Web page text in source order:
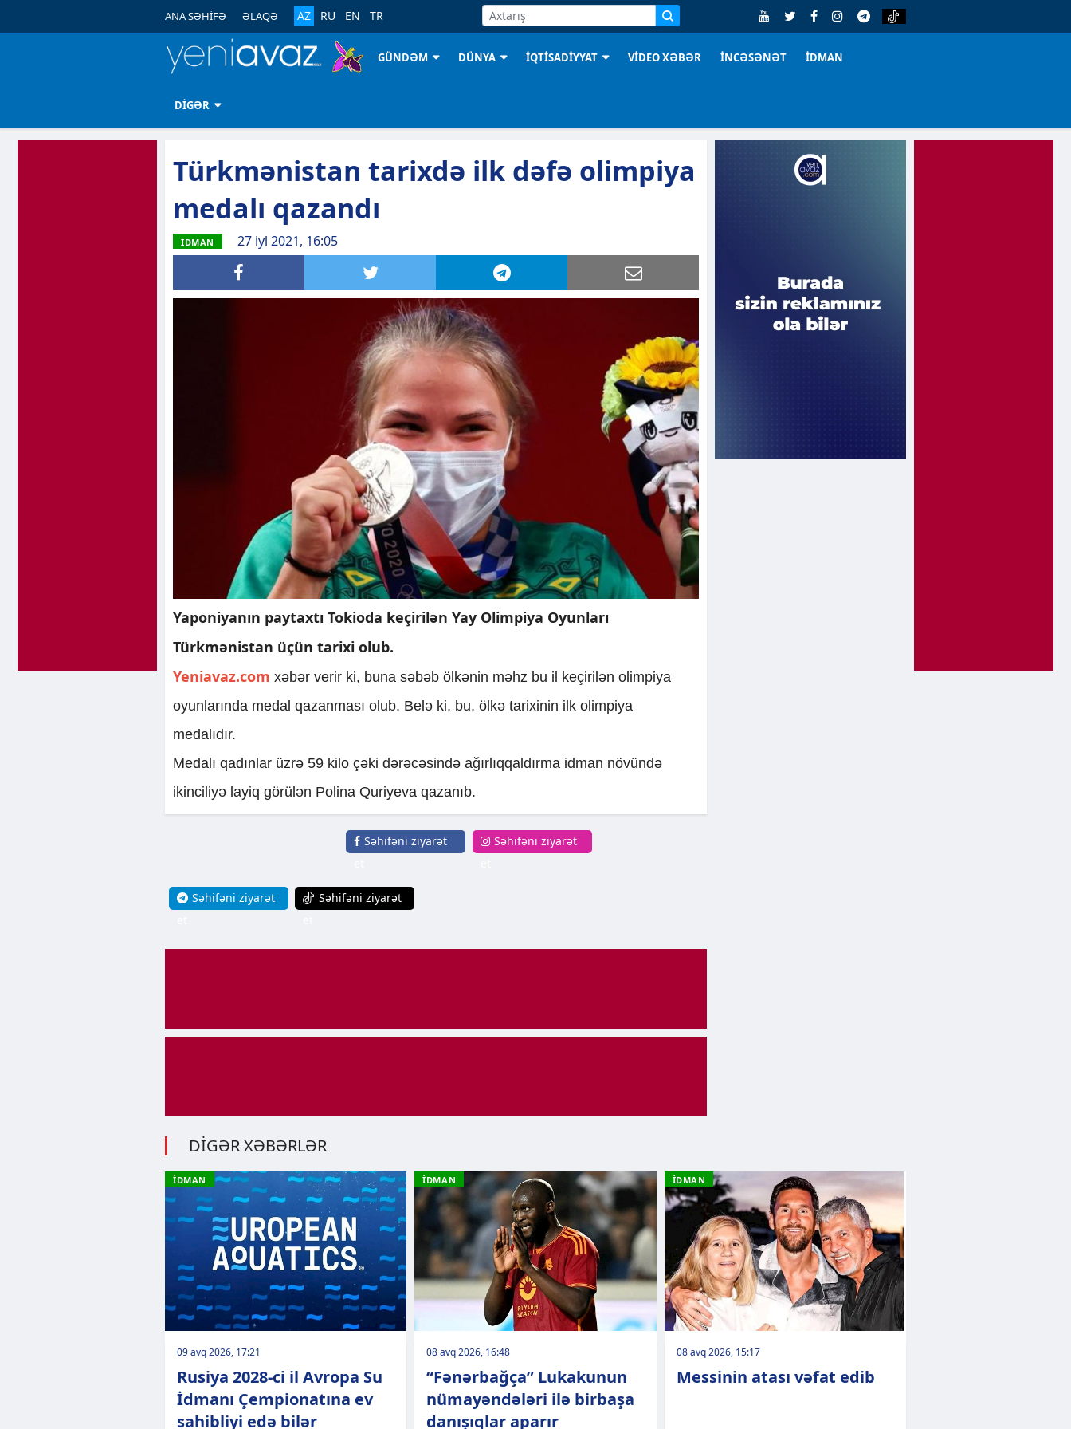
ANA SƏHİFƏ ƏLAQƏ AZ RU EN TR
GÜNDƏM DÜNYA İQTİSADİYYAT VİDEO XƏBƏR İNCƏSƏNƏT İDMAN
DİGƏR
Türkmənistan tarixdə ilk dəfə olimpiya
medalı qazandı
İDMAN 27 iyl 2021, 16:05
Yaponiyanın paytaxtı Tokioda keçirilən Yay Olimpiya Oyunları
Türkmənistan üçün tarixi olub.
Yeniavaz.com xəbər verir ki, buna səbəb ölkənin məhz bu il keçirilən olimpiya
oyunlarında medal qazanması olub. Belə ki, bu, ölkə tarixinin ilk olimpiya
medalıdır.
Medalı qadınlar üzrə 59 kilo çəki dərəcəsində ağırlıqqaldırma idman növündə
ikinciliyə layiq görülən Polina Quriyeva qazanıb.
Səhifəni ziyarət
Səhifəni ziyarət
Səhifəni ziyarət
Səhifəni ziyarət
DİGƏR XƏBƏRLƏR
İDMAN
09 avq 2026, 17:21
Rusiya 2028-ci il Avropa Su
İdmanı Çempionatına ev
sahibliyi edə bilər
İDMAN
08 avq 2026, 16:48
“Fənərbağça” Lukakunun
nümayəndələri ilə birbaşa
danışıqlar aparır
İDMAN
08 avq 2026, 15:17
Messinin atası vəfat edib